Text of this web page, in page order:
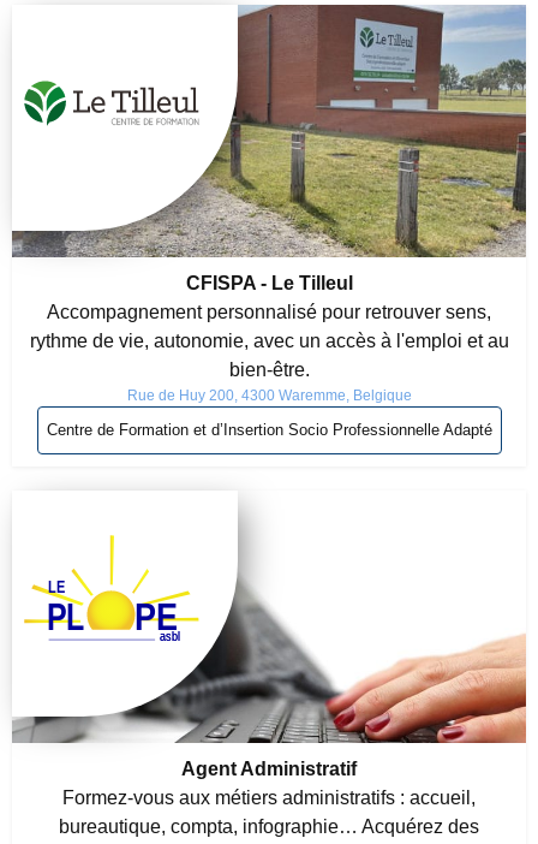
CFISPA - Le Tilleul
Accompagnement personnalisé pour retrouver sens,
rythme de vie, autonomie, avec un accès à l'emploi et au
bien-être.
Rue de Huy 200, 4300 Waremme, Belgique
Centre de Formation et d’Insertion Socio Professionnelle Adapté
Agent Administratif
Formez-vous aux métiers administratifs : accueil,
bureautique, compta, infographie… Acquérez des